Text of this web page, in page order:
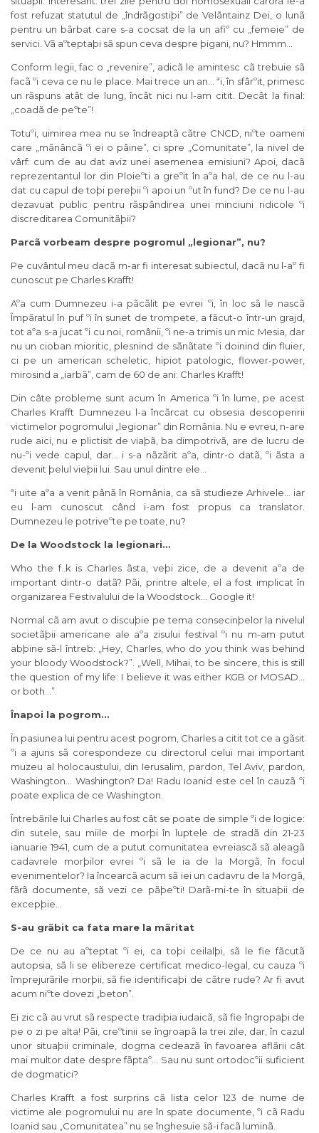
fost refuzat statutul de „îndrãgostiþi” de Velãntainz Dei, o lunã
pentru un bãrbat care s-a cocsat de la un afiº cu „femeie” de
servici. Vã aºteptaþi sã spun ceva despre þigani, nu? Hmmm…
Conform legii, fac o „revenire”, adicã le amintesc cã trebuie sã
facã ºi ceva ce nu le place. Mai trece un an… ªi, în sfârºit, primesc
un rãspuns atât de lung, încât nici nu l-am citit. Decât la final:
„coadã de peºte”!
Totuºi, uimirea mea nu se îndreaptã cãtre CNCD, niºte oameni
care „mãnâncã ºi ei o pâine”, ci spre „Comunitate”, la nivel de
vârf: cum de au dat aviz unei asemenea emisiuni? Apoi, dacã
reprezentantul lor din Ploieºti a greºit în aºa hal, de ce nu l-au
dat cu capul de toþi pereþii ºi apoi un ºut în fund? De ce nu l-au
dezavuat public pentru rãspândirea unei minciuni ridicole ºi
discreditarea Comunitãþii?
Parcã vorbeam despre pogromul „legionar”, nu?
Pe cuvântul meu dacã m-ar fi interesat subiectul, dacã nu l-aº fi
cunoscut pe Charles Krafft!
Aºa cum Dumnezeu i-a pãcãlit pe evrei ºi, în loc sã le nascã
Împãratul în puf ºi în sunet de trompete, a fãcut-o într-un grajd,
tot aºa s-a jucat ºi cu noi, românii, ºi ne-a trimis un mic Mesia, dar
nu un cioban mioritic, plesnind de sãnãtate ºi doinind din fluier,
ci pe un american scheletic, hipiot patologic, flower-power,
mirosind a „iarbã”, cam de 60 de ani: Charles Krafft!
Din câte probleme sunt acum în America ºi în lume, pe acest
Charles Krafft Dumnezeu l-a încãrcat cu obsesia descoperirii
victimelor pogromului „legionar” din România. Nu e evreu, n-are
rude aici, nu e plictisit de viaþã, ba dimpotrivã, are de lucru de
nu-ºi vede capul, dar… i s-a nãzãrit aºa, dintr-o datã, ºi ãsta a
devenit þelul vieþii lui. Sau unul dintre ele…
ªi uite aºa a venit pânã în România, ca sã studieze Arhivele… iar
eu l-am cunoscut când i-am fost propus ca translator.
Dumnezeu le potriveºte pe toate, nu?
De la Woodstock la legionari…
Who the f..k is Charles ãsta, veþi zice, de a devenit aºa de
important dintr-o datã? Pãi, printre altele, el a fost implicat în
organizarea Festivalului de la Woodstock… Google it!
Normal cã am avut o discuþie pe tema consecinþelor la nivelul
societãþii americane ale aºa zisului festival ºi nu m-am putut
abþine sã-l întreb: „Hey, Charles, who do you think was behind
your bloody Woodstock?”. „Well, Mihai, to be sincere, this is still
the question of my life: I believe it was either KGB or MOSAD…
or both…”.
Înapoi la pogrom…
În pasiunea lui pentru acest pogrom, Charles a citit tot ce a gãsit
ºi a ajuns sã corespondeze cu directorul celui mai important
muzeu al holocaustului, din Ierusalim, pardon, Tel Aviv, pardon,
Washington… Washington? Da! Radu Ioanid este cel în cauzã ºi
poate explica de ce Washington.
Întrebãrile lui Charles au fost cât se poate de simple ºi de logice:
din sutele, sau miile de morþi în luptele de stradã din 21-23
ianuarie 1941, cum de a putut comunitatea evreiascã sã aleagã
cadavrele morþilor evrei ºi sã le ia de la Morgã, în focul
evenimentelor? Ia încearcã acum sã iei un cadavru de la Morgã,
fãrã documente, sã vezi ce pãþeºti! Darã-mi-te în situaþii de
excepþie…
S-au grãbit ca fata mare la mãritat
De ce nu au aºteptat ºi ei, ca toþi ceilalþi, sã le fie fãcutã
autopsia, sã li se elibereze certificat medico-legal, cu cauza ºi
împrejurãrile morþii, sã fie identificaþi de cãtre rude? Ar fi avut
acum niºte dovezi „beton”.
Ei zic cã au vrut sã respecte tradiþia iudaicã, sã fie îngropaþi de
pe o zi pe alta! Pãi, creºtinii se îngroapã la trei zile, dar, în cazul
unor situaþii criminale, dogma cedeazã în favoarea aflãrii cât
mai multor date despre fãptaº… Sau nu sunt ortodocºii suficient
de dogmatici?
Charles Krafft a fost surprins cã lista celor 123 de nume de
victime ale pogromului nu are în spate documente, ºi cã Radu
Ioanid sau „Comunitatea” nu se înghesuie sã-i facã luminã.